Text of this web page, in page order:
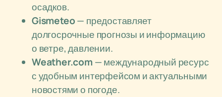
осадков.
Gismeteo— предоставляет
долгосрочные прогнозы и информацию
о ветре, давлении.
Weather.com — международный ресурс
с удобным интерфейсом и актуальными
новостями о погоде.